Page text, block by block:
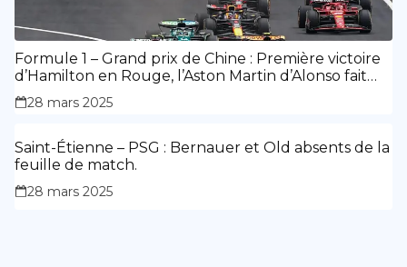
Formule 1 – Grand prix de Chine : Première victoire
d’Hamilton en Rouge, l’Aston Martin d’Alonso fait
des siennes.
28 mars 2025
Saint-Étienne – PSG : Bernauer et Old absents de la
feuille de match.
28 mars 2025